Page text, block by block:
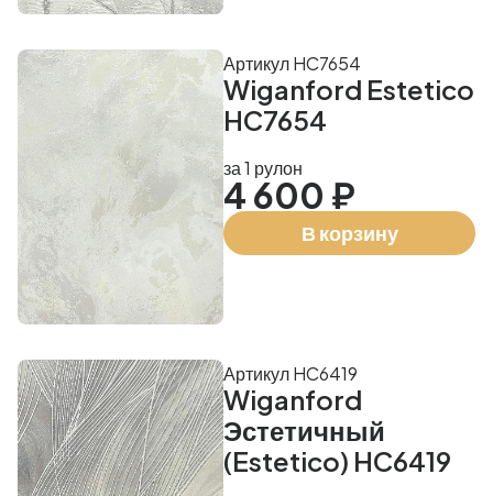
Wiganford Estetico
HC7654
Артикул HC7654
за 1 рулон
4 600 ₽
В корзину
Wiganford
Эстетичный
(Estetico) HC6419
Артикул HC6419